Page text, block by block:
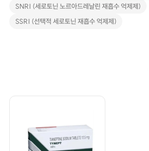
SNRI (세로토닌 노르아드레날린 재흡수 억제제)
SSRI (선택적 세로토닌 재흡수 억제제)